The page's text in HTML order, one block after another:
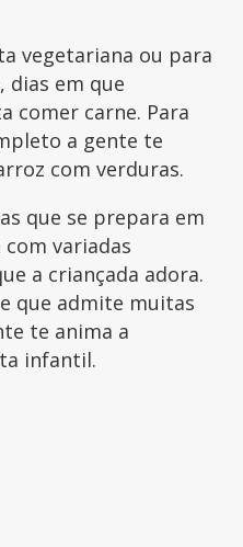
vegetariana ou para
dias em que
comer carne. Para
a gente te
com verduras.
que se prepara em
variadas
a criançada adora.
que admite muitas
te anima a
infantil.